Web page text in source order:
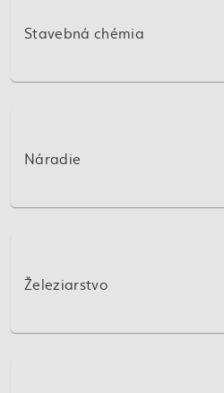
Stavebná chémia
Náradie
Železiarstvo